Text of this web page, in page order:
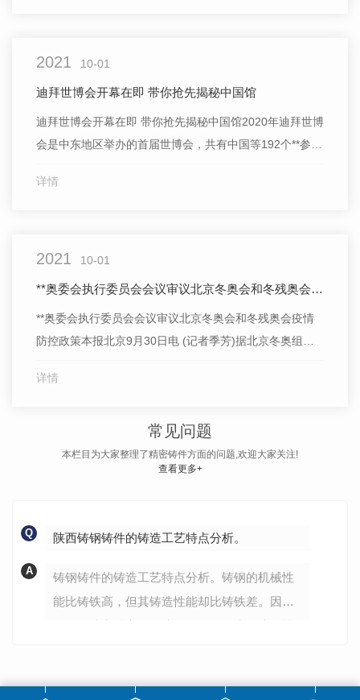
底蕴。...
2021 10-01
迪拜世博会开幕在即 带你抢先揭秘中国馆
迪拜世博会开幕在即 带你抢先揭秘中国馆2020年迪拜世博
会是中东地区举办的首届世博会，共有中国等192个**参
本届世博会面积..的展馆之一，它以“构建人类命运共同体
详情
2021 10-01
**奥委会执行委员会会议审议北京冬奥会和冬残奥会疫情防控政策
**奥委会执行委员会会议审议北京冬奥会和冬残奥会疫情
防控政策本报北京9月30日电 (记者季芳)据北京冬奥组委
执行委员会会议，**残奥委会主席帕森斯列席。会议审议
新冠肺炎疫情蔓延的不确定性，北京冬奥组委与**奥...
详情
常见问题
本栏目为大家整理了精密铸件方面的问题,欢迎大家关注!
查看更多+
Q 陕西铸钢铸件的铸造工艺特点分析。
A
铸钢铸件的铸造工艺特点分析。铸钢的机械性
能比铸铁高，但其铸造性能却比铸铁差。因为